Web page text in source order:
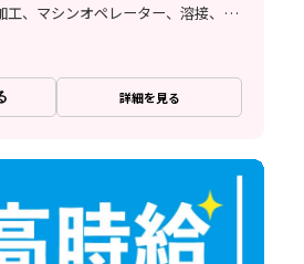
組立・組付け、加工、マシンオペレーター、溶接、バリ取り
詳細を見る